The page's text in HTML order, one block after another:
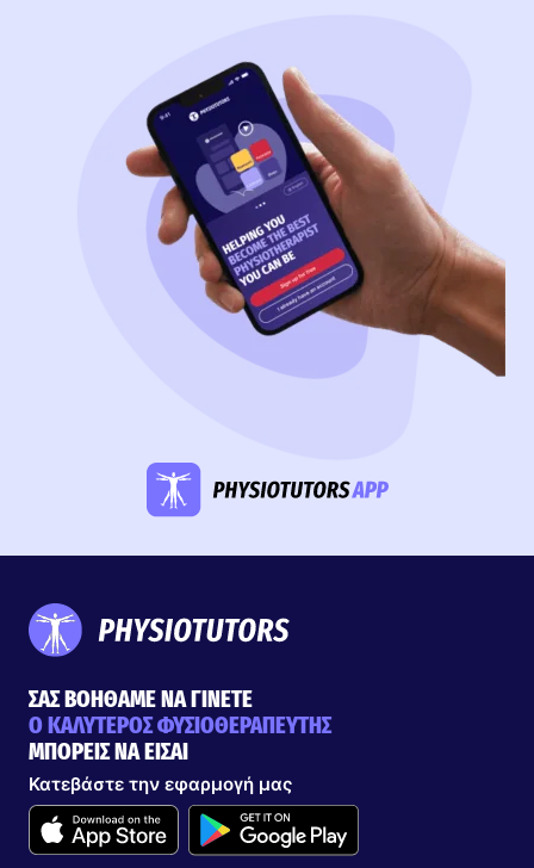
ΣΑΣ ΒΟΗΘΑΜΕ ΝΑ ΓΙΝΕΤΕ
Ο ΚΑΛΥΤΕΡΟΣ ΦΥΣΙΟΘΕΡΑΠΕΥΤΗΣ
ΜΠΟΡΕΙΣ ΝΑ ΕΙΣΑΙ
Κατεβάστε την εφαρμογή μας